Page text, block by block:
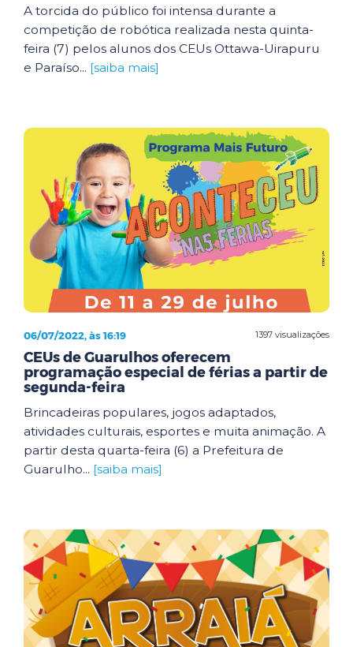
A torcida do público foi intensa durante a
competição de robótica realizada nesta quinta-
feira (7) pelos alunos dos CEUs Ottawa-Uirapuru
e Paraíso... [saiba mais]
1397 visualizações
06/07/2022, às 16:19
CEUs de Guarulhos oferecem
programação especial de férias a partir de
segunda-feira
Brincadeiras populares, jogos adaptados,
atividades culturais, esportes e muita animação. A
partir desta quarta-feira (6) a Prefeitura de
Guarulho... [saiba mais]